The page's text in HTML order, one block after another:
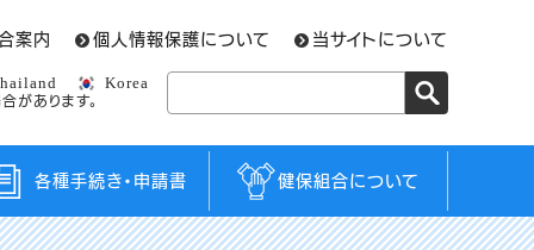
案内 個人情報保護について 当サイトについて
Korea
があります。
各種手続き・申請書 健保組合について